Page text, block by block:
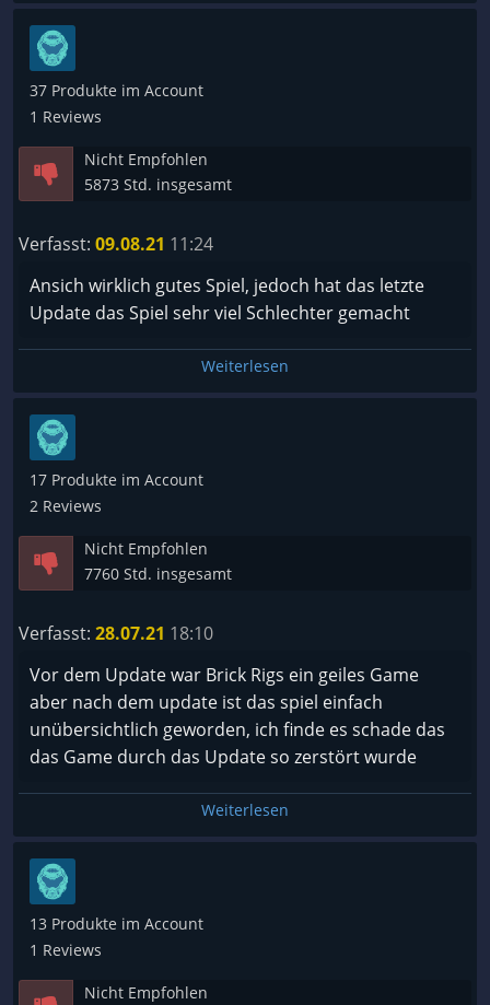
37 Produkte im Account
1 Reviews
Nicht Empfohlen
5873 Std. insgesamt
Verfasst: 09.08.21 11:24
Ansich wirklich gutes Spiel, jedoch hat das letzte
Update das Spiel sehr viel Schlechter gemacht
Weiterlesen
17 Produkte im Account
2 Reviews
Nicht Empfohlen
7760 Std. insgesamt
Verfasst: 28.07.21 18:10
Vor dem Update war Brick Rigs ein geiles Game
aber nach dem update ist das spiel einfach
unübersichtlich geworden, ich finde es schade das
das Game durch das Update so zerstört wurde
Weiterlesen
13 Produkte im Account
1 Reviews
Nicht Empfohlen